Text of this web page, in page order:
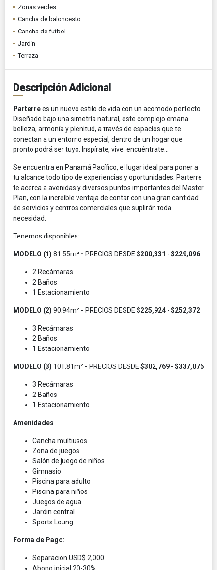
Zonas verdes
Cancha de baloncesto
Cancha de futbol
Jardín
Terraza
Descripción Adicional
Parterrees un nuevo estilo de vida con un acomodo perfecto.
Diseñado bajo una simetría natural, este complejo emana
belleza, armonía y plenitud, a través de espacios que te
conectan a un entorno especial, dentro de un hogar que
pronto podrá ser tuyo. Inspírate, vive, encuéntrate...
Se encuentra en Panamá Pacífico, el lugar ideal para poner a
tu alcance todo tipo de experiencias y oportunidades. Parterre
te acerca a avenidas y diversos puntos importantes del Master
Plan, con la increíble ventaja de contar con una gran cantidad
de servicios y centros comerciales que suplirán toda
necesidad.
Tenemos disponibles:
MODELO (1) 81.55m² - PRECIOS DESDE $200,331 - $229,096
2 Recámaras
2 Baños
1 Estacionamiento
MODELO (2) 90.94m² - PRECIOS DESDE $225,924 - $252,372
3 Recámaras
2 Baños
1 Estacionamiento
MODELO (3) 101.81m² - PRECIOS DESDE $302,769 - $337,076
3 Recámaras
2 Baños
1 Estacionamiento
Amenidades
Cancha multiusos
Zona de juegos
Salón de juego de niños
Gimnasio
Piscina para adulto
Piscina para niños
Juegos de agua
Jardin central
Sports Loung
Forma de Pago:
Separacion USD$ 2,000
Abono inicial 20-30%